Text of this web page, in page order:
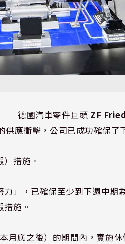
德國汽車零件巨頭 ZF
應衝擊，公司已成功確保了
措施。
」，已確保至少到下週中期
施。
底之後）的期間內，實施休